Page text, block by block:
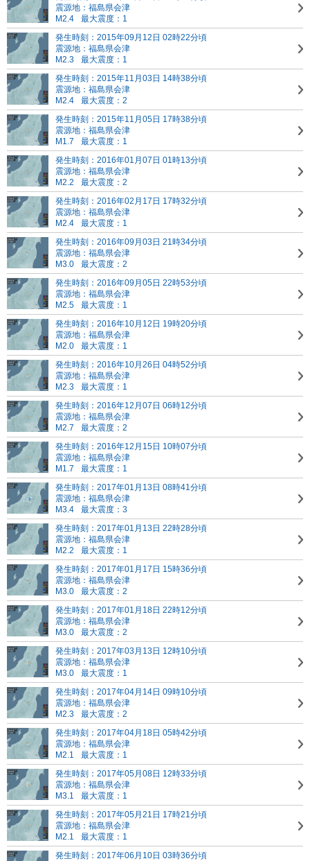
震源地：福島県会津
M2.4
最大震度：1
発生時刻：2015年09月12日 02時22分頃
震源地：福島県会津
M2.3
最大震度：1
発生時刻：2015年11月03日 14時38分頃
震源地：福島県会津
M2.4
最大震度：2
発生時刻：2015年11月05日 17時38分頃
震源地：福島県会津
M1.7
最大震度：1
発生時刻：2016年01月07日 01時13分頃
震源地：福島県会津
M2.2
最大震度：2
発生時刻：2016年02月17日 17時32分頃
震源地：福島県会津
M2.4
最大震度：1
発生時刻：2016年09月03日 21時34分頃
震源地：福島県会津
M3.0
最大震度：2
発生時刻：2016年09月05日 22時53分頃
震源地：福島県会津
M2.5
最大震度：1
発生時刻：2016年10月12日 19時20分頃
震源地：福島県会津
M2.0
最大震度：1
発生時刻：2016年10月26日 04時52分頃
震源地：福島県会津
M2.3
最大震度：1
発生時刻：2016年12月07日 06時12分頃
震源地：福島県会津
M2.7
最大震度：2
発生時刻：2016年12月15日 10時07分頃
震源地：福島県会津
M1.7
最大震度：1
発生時刻：2017年01月13日 08時41分頃
震源地：福島県会津
M3.4
最大震度：3
発生時刻：2017年01月13日 22時28分頃
震源地：福島県会津
M2.2
最大震度：1
発生時刻：2017年01月17日 15時36分頃
震源地：福島県会津
M3.0
最大震度：2
発生時刻：2017年01月18日 22時12分頃
震源地：福島県会津
M3.0
最大震度：2
発生時刻：2017年03月13日 12時10分頃
震源地：福島県会津
M3.0
最大震度：1
発生時刻：2017年04月14日 09時10分頃
震源地：福島県会津
M2.3
最大震度：2
発生時刻：2017年04月18日 05時42分頃
震源地：福島県会津
M2.1
最大震度：1
発生時刻：2017年05月08日 12時33分頃
震源地：福島県会津
M3.1
最大震度：1
発生時刻：2017年05月21日 17時21分頃
震源地：福島県会津
M2.1
最大震度：1
発生時刻：2017年06月10日 03時36分頃